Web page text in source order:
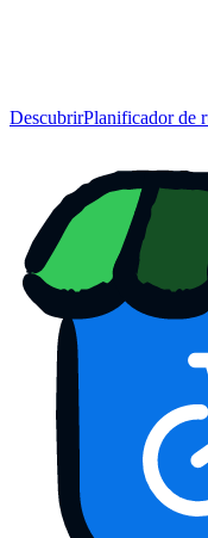
DescubrirPlanificador de